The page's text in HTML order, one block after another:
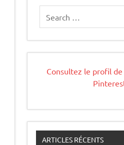
Consultez le profil
ARTICLES RÉCENTS